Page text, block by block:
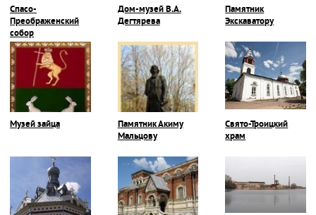
Спасо-
Преображенский
собор
Дом-музей В.А.
Дегтярева
Памятник
Экскаватору
Музей зайца
Памятник Акиму
Мальцову
Свято-Троицкий
храм